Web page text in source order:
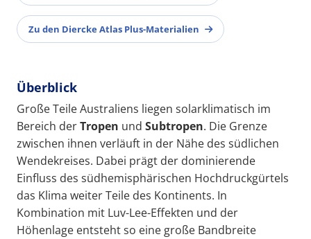
Zu den Diercke Atlas Plus-Materialien
Überblick
Große Teile Australiens liegen solarklimatisch im
Bereich derTropen und Subtropen. Die Grenze
zwischen ihnen verläuft in der Nähe des südlichen
Wendekreises. Dabei prägt der dominierende
Einfluss des südhemisphärischen Hochdruckgürtels
das Klima weiter Teile des Kontinents. In
Kombination mit Luv-Lee-Effekten und der
Höhenlage entsteht so eine große Bandbreite